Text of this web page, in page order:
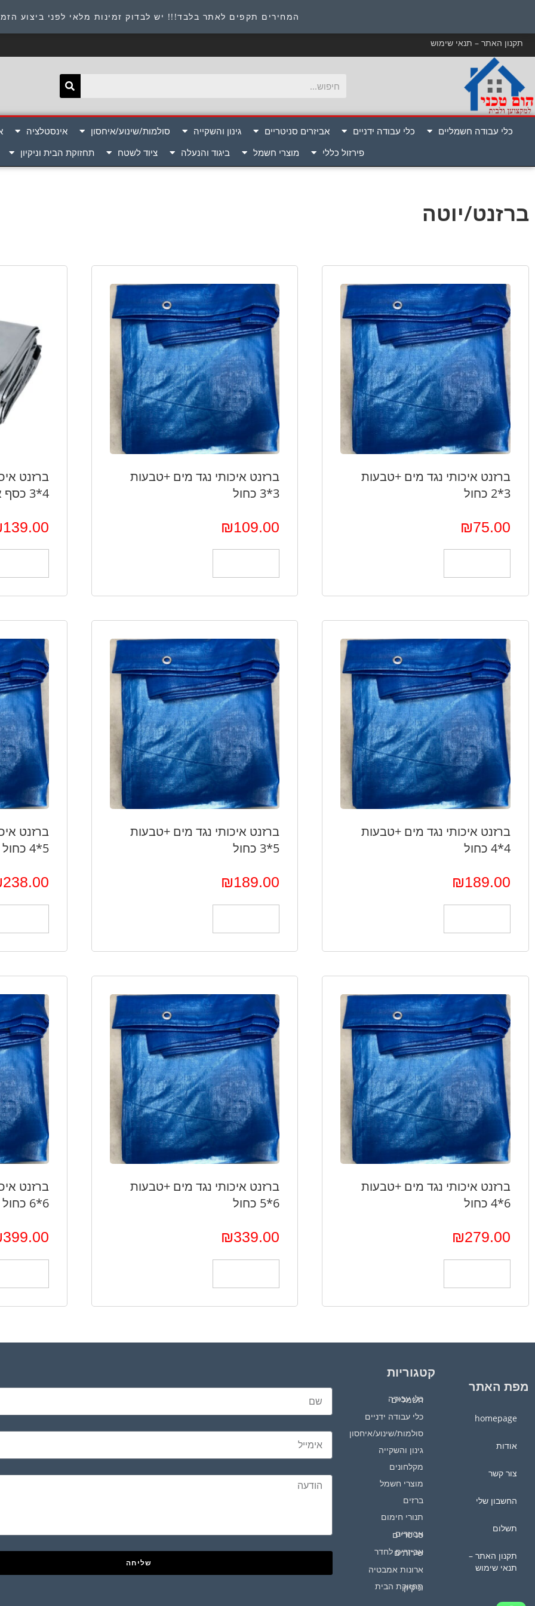
המחירים תקפים לאתר בלבד!!! יש לבדוק זמינות מלאי לפני ביצוע
כתובת : היוזמים 9 אור יהודה שירות לקוחות 054-8945722
תקנון האתר – תנאי שימוש
כלי עבודה חשמליים כלי עבודה ידניים אביזרים סניטריים גינון והשקייה סולמות/שינוע/איחסון אינסטלציה
פירזול כללי
מוצרי חשמל ביגוד והנעלה ציוד לשטח תחזוקת הבית וניקיון
ברזנט/יוטה
ברזנט איכותי נגד מים +טבעות
3*2 כחול
₪75.00
ברזנט איכותי נגד מים +טבעות
3*3 כחול
₪109.00
ברזנט
4*3 כסף אפור
139.00
ברזנט איכותי נגד מים +טבעות
4*4 כחול
₪189.00
ברזנט איכותי נגד מים +טבעות
5*3 כחול
₪189.00
ברזנט
5*4 כחול
238.00
ברזנט איכותי נגד מים +טבעות
6*4 כחול
₪279.00
ברזנט איכותי נגד מים +טבעות
6*5 כחול
₪339.00
ברזנט
6*6 כחול
399.00
מפת האתר
homepage
אודות
צור קשר
החשבון שלי
תשלום
תקנון האתר –
תנאי שימוש
קטגוריות
כלי עבודה חשמליים
כלי עבודה ידניים
סולמות/שינוע/איחסון
גינון והשקייה
מקלחונים
מוצרי חשמל
ברזים
תנורי חימום
אביזרים סניטריים
אביזרים לחדר שירותים
ארונות אמבטיה
תחזוקת הבית וניקיון
שליחה